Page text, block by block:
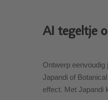
AI tegeltje
Ontwerp eenvoudig
Japandi of
effect. Met Japandi